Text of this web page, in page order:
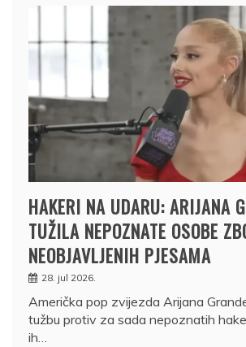
HAKERI NA UDARU: ARIJANA
TUŽILA NEPOZNATE OSOBE
NEOBJAVLJENIH PJESAMA
28. jul 2026.
Američka pop zvijezda Arijana
tužbu protiv za sada nepoznatih
ih…